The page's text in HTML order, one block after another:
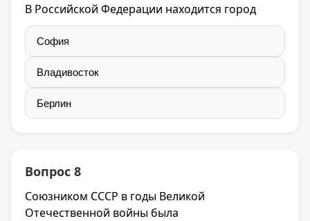
В Российской Федерации находится город
София
Владивосток
Берлин
Вопрос 8
Союзником СССР в годы Великой
Отечественной войны была